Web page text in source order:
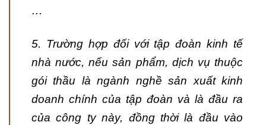
…
5. Trường hợp đối với tập đoàn kinh tế
nhà nước, nếu sản phẩm, dịch vụ thuộc
gói thầu là ngành nghề sản xuất kinh
doanh chính của tập đoàn và là đầu ra
của công ty này, đồng thời là đầu vào